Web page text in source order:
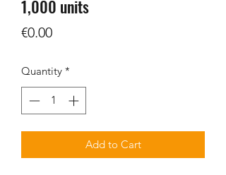
1,000 units
€0.00Price
Quantity *
Add to Cart